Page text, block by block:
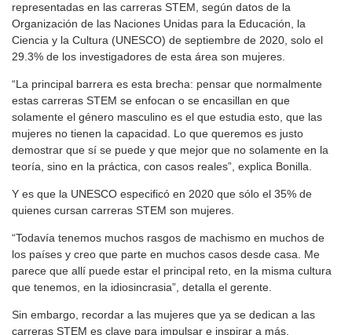
representadas en las carreras STEM, según datos de la
Organización de las Naciones Unidas para la Educación, la
Ciencia y la Cultura (UNESCO) de septiembre de 2020, solo el
29.3% de los investigadores de esta área son mujeres.
“La principal barrera es esta brecha: pensar que normalmente
estas carreras STEM se enfocan o se encasillan en que
solamente el género masculino es el que estudia esto, que las
mujeres no tienen la capacidad. Lo que queremos es justo
demostrar que sí se puede y que mejor que no solamente en la
teoría, sino en la práctica, con casos reales”, explica Bonilla.
Y es que la UNESCO especificó en 2020 que sólo el 35% de
quienes cursan carreras STEM son mujeres.
“Todavía tenemos muchos rasgos de machismo en muchos de
los países y creo que parte en muchos casos desde casa. Me
parece que allí puede estar el principal reto, en la misma cultura
que tenemos, en la idiosincrasia”, detalla el gerente.
Sin embargo, recordar a las mujeres que ya se dedican a las
carreras STEM es clave para impulsar e inspirar a más.